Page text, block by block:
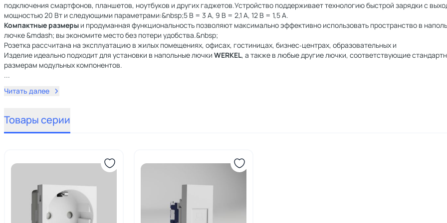
подключения смартфонов, планшетов, ноутбуков и других гаджетов.Устройство поддерживает технологию быстрой зарядки с
мощностью 20 Вт и следующими параметрами:&nbsp;5 В = 3 А, 9 В = 2,1 А, 12 В = 1,5 А.
Компактные размеры и продуманная функциональность позволяют максимально эффективно использовать пространство в
лючке &mdash; вы экономите место без потери удобства.&nbsp;
Розетка рассчитана на эксплуатацию в жилых помещениях, офисах, гостиницах, бизнес‑центрах, образовательных и
Изделие идеально подходит для установки в напольные лючки WERKEL, а также в любые другие лючки, соответствующие
размерам модульных компонентов.
...
Читать далее
Товары серии